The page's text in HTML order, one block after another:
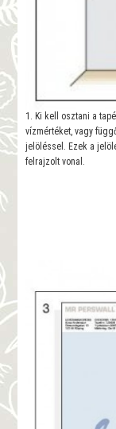
1. Ki kell osztani a
vízmértéket, vagy
jelöléssel. Ezek a
felrajzolt vonal.